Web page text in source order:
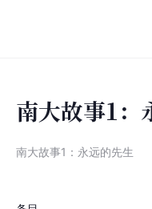
南大故事1：
南大故事1：永远的先生